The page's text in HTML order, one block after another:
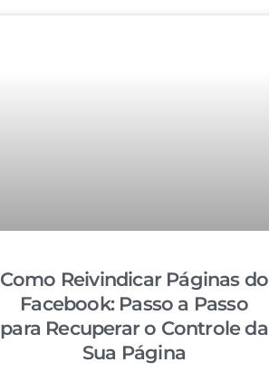
Como Reivindicar Páginas do
Facebook: Passo a Passo
para Recuperar o Controle da
Sua Página